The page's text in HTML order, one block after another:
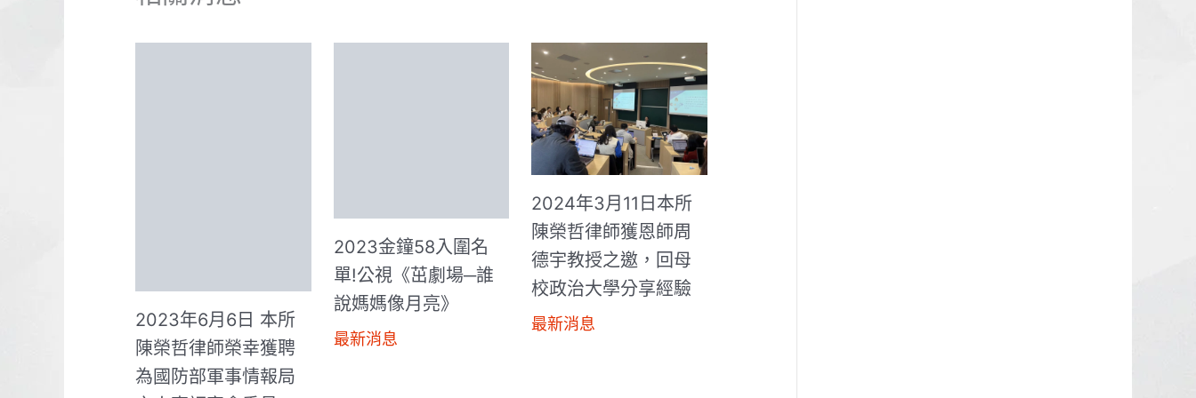
2023年6月6日 本所
陳榮哲律師榮幸獲聘
為國防部軍事情報局
2023金鐘58入圍名
單!公視《茁劇場─誰
說媽媽像月亮》
最新消息
2024年3月11日本所
陳榮哲律師獲恩師周
德宇教授之邀，回母
校政治大學分享經驗
最新消息